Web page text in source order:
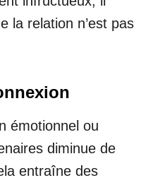
la relation n’est pas
émotionnel ou
diminue de
entraîne des